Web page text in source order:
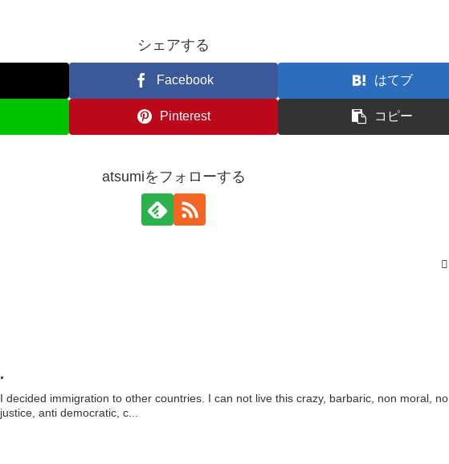
シェアする
Facebook はてブ
Pinterest コピー
atsumiをフォローする
.
I decided immigration to other countries. I can not live this crazy, barbaric, non moral, no
justice, anti democratic, c...